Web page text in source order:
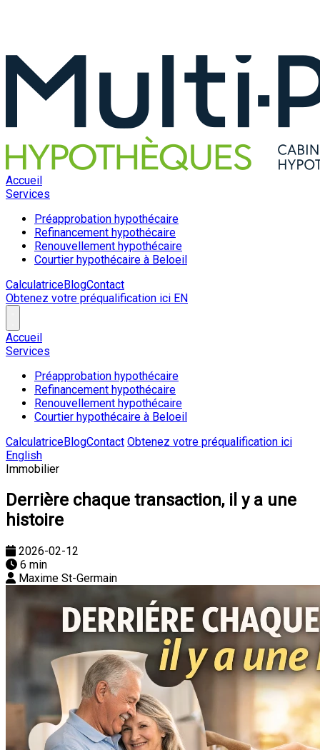
Accueil
Services
Préapprobation hypothécaire
Refinancement hypothécaire
Renouvellement hypothécaire
Courtier hypothécaire à Beloeil
CalculatriceBlogContact
Obtenez votre préqualification ici EN
Accueil
Services
Préapprobation hypothécaire
Refinancement hypothécaire
Renouvellement hypothécaire
Courtier hypothécaire à Beloeil
CalculatriceBlogContact Obtenez votre préqualification ici
English
Immobilier
Derrière chaque transaction, il y a une
histoire
2026-02-12
6 min
Maxime St-Germain